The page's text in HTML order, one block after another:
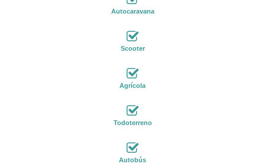
Autocaravana
Scooter
Agrícola
Todoterreno
Autobús